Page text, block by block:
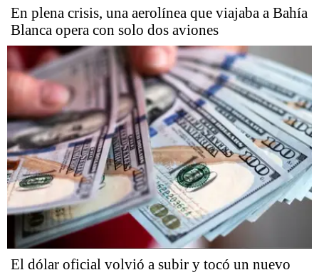
En plena crisis, una aerolínea que viajaba a Bahía
Blanca opera con solo dos aviones
El dólar oficial volvió a subir y tocó un nuevo